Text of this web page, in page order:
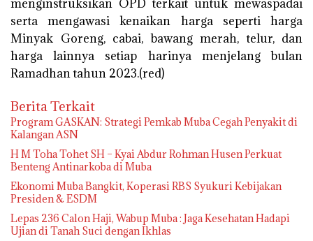
menginstruksikan OPD terkait untuk mewaspadai
serta mengawasi kenaikan harga seperti harga
Minyak Goreng, cabai, bawang merah, telur, dan
harga lainnya setiap harinya menjelang bulan
Ramadhan tahun 2023.(red)
Berita Terkait
Program GASKAN: Strategi Pemkab Muba Cegah Penyakit di
Kalangan ASN
H M Toha Tohet SH – Kyai Abdur Rohman Husen Perkuat
Benteng Antinarkoba di Muba
Ekonomi Muba Bangkit, Koperasi RBS Syukuri Kebijakan
Presiden & ESDM
Lepas 236 Calon Haji, Wabup Muba : Jaga Kesehatan Hadapi
Ujian di Tanah Suci dengan Ikhlas